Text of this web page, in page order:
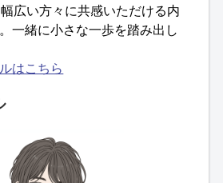
広い方々に共感いただける内
一緒に小さな一歩を踏み出し
はこちら